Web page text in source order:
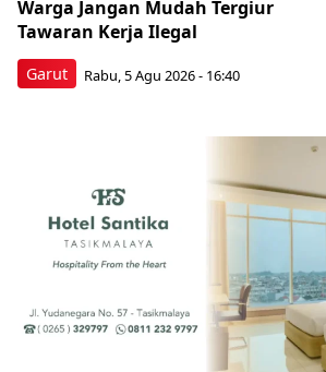
Garut
Warga Jangan Mudah Tergiur
Tawaran Kerja Ilegal
Rabu, 5 Agu 2026 - 16:40